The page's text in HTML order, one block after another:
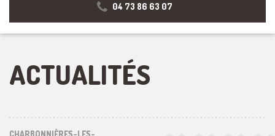
04 73 86 63 07
ACTUALITÉS
CHARBONNIÈRES-LES-